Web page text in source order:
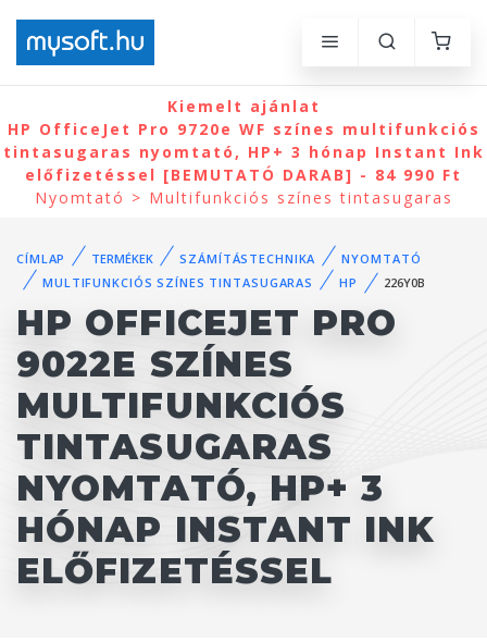
Kiemelt ajánlat
HP OfficeJet Pro 9720e WF színes multifunkciós
tintasugaras nyomtató, HP+ 3 hónap Instant Ink
előfizetéssel [BEMUTATÓ DARAB] - 84 990 Ft
Nyomtató > Multifunkciós színes tintasugaras
CÍMLAP TERMÉKEK SZÁMÍTÁSTECHNIKA
NYOMTATÓ
MULTIFUNKCIÓS SZÍNES TINTASUGARAS
HP 226Y0B
HP OFFICEJET PRO
9022E SZÍNES
MULTIFUNKCIÓS
TINTASUGARAS
NYOMTATÓ, HP+ 3
HÓNAP INSTANT INK
ELŐFIZETÉSSEL